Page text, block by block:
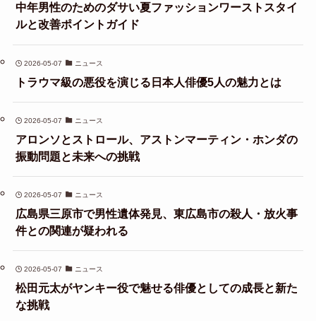
中年男性のためのダサい夏ファッションワーストスタイ
ルと改善ポイントガイド
2026-05-07 ニュース
トラウマ級の悪役を演じる日本人俳優5人の魅力とは
2026-05-07 ニュース
アロンソとストロール、アストンマーティン・ホンダの
振動問題と未来への挑戦
2026-05-07 ニュース
広島県三原市で男性遺体発見、東広島市の殺人・放火事
件との関連が疑われる
2026-05-07 ニュース
松田元太がヤンキー役で魅せる俳優としての成長と新た
な挑戦